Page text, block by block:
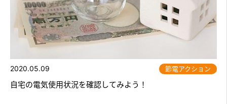
2020.05.09 節電アクション
自宅の電気使用状況を確認してみよう！